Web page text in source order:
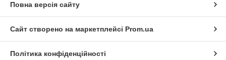
Повна версія сайту
Сайт створено на маркетплейсі Prom.ua
Політика конфіденційності